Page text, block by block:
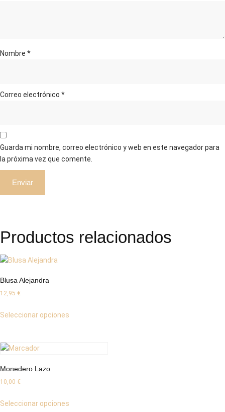
Nombre *
Correo electrónico *
Guarda mi nombre, correo electrónico y web en este navegador para
la próxima vez que comente.
Productos relacionados
Blusa Alejandra
12,95 €
Seleccionar opciones
Monedero Lazo
10,00 €
Seleccionar opciones